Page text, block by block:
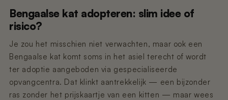
Bengaalse kat adopteren: slim idee of
risico?
Je zou het misschien niet verwachten, maar ook een
Bengaalse kat komt soms in het asiel terecht of wordt
ter adoptie aangeboden via gespecialiseerde
opvangcentra. Dat klinkt aantrekkelijk — een bijzonder
ras zonder het prijskaartje van een kitten — maar wees